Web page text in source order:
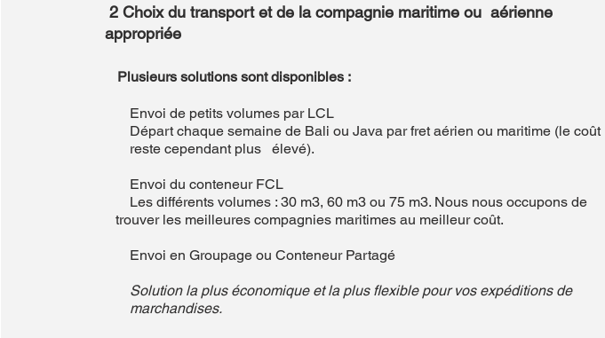
2 Choix du transport et de la compagnie maritime ou aérienne
appropriée
Plusieurs solutions sont disponibles :
Envoi de petits volumes par LCL
Départ chaque semaine de Bali ou Java par fret aérien ou maritime (le coût
reste cependant plus élevé).
Envoi du conteneur FCL
Les différents volumes : 30 m3, 60 m3 ou 75 m3. Nous nous occupons de
trouver les meilleures compagnies maritimes au meilleur coût.
Envoi en Groupage ou Conteneur Partagé
Solution la plus économique et la plus flexible pour vos expéditions de
marchandises.